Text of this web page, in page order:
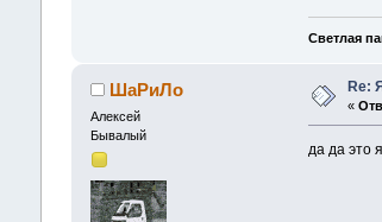
Светлая
ШаРиЛо
Алексей
Бывалый
Re:
«
да да это